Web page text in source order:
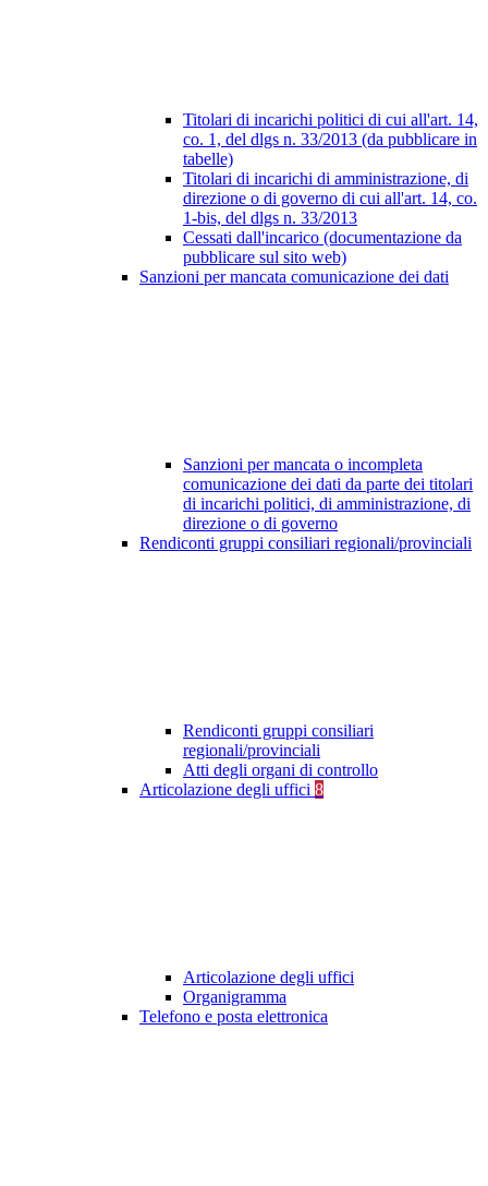
Titolari di incarichi politici di cui all'art. 14,
co. 1, del dlgs n. 33/2013 (da pubblicare in
tabelle)
Titolari di incarichi di amministrazione, di
direzione o di governo di cui all'art. 14, co.
1-bis, del dlgs n. 33/2013
Cessati dall'incarico (documentazione da
pubblicare sul sito web)
Sanzioni per mancata comunicazione dei dati
Sanzioni per mancata o incompleta
comunicazione dei dati da parte dei titolari
di incarichi politici, di amministrazione, di
direzione o di governo
Rendiconti gruppi consiliari regionali/provinciali
Rendiconti gruppi consiliari
regionali/provinciali
Atti degli organi di controllo
Articolazione degli uffici 8
Articolazione degli uffici
Organigramma
Telefono e posta elettronica